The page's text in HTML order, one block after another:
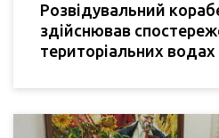
Розвідувальний
здійснював
територіальних водах